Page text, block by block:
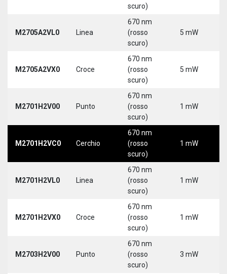
scuro)
M2705A2VL0 Linea
670 nm
(rosso
scuro)
5 mW
M2705A2VX0 Croce
670 nm
(rosso
scuro)
5 mW
M2701H2V00 Punto
670 nm
(rosso
scuro)
1 mW
M2701H2VC0 Cerchio
670 nm
(rosso
scuro)
1 mW
M2701H2VL0 Linea
670 nm
(rosso
scuro)
1 mW
M2701H2VX0 Croce
670 nm
(rosso
scuro)
1 mW
M2703H2V00 Punto
670 nm
(rosso
scuro)
3 mW